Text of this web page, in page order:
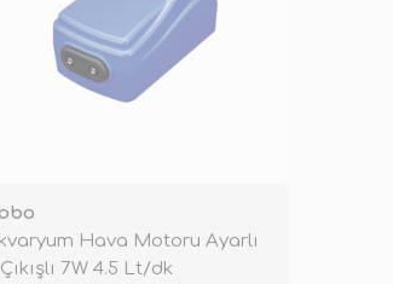
Hava Motoru Ayarlı
7W 4.5 Lt/dk